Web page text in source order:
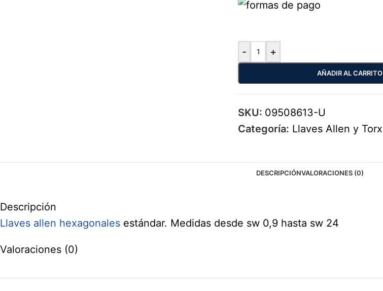
- +
AÑADIR AL CARRITO
SKU: 09508613-U
Categoría: Llaves Allen y Torx
DESCRIPCIÓNVALORACIONES (0)
Descripción
Llaves allen hexagonales estándar. Medidas desde sw 0,9 hasta sw 24
Valoraciones (0)